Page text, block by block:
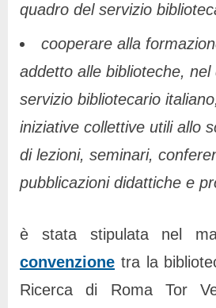
quadro del servizio
cooperare alla
addetto alle biblioteche, nel
servizio bibliotecario
iniziative collettive utili allo
di lezioni, seminari,
pubblicazioni didattiche e
è stata stipulata nel
convenzione tra la
Ricerca di Roma Tor